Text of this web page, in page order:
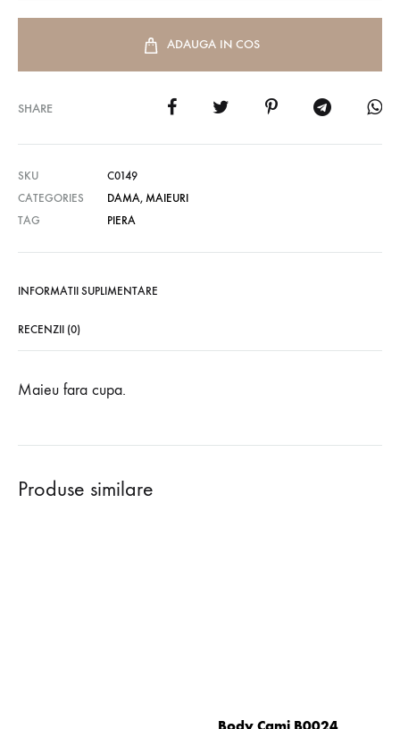
ADAUGA IN COS
SHARE
SKU
C0149
CATEGORIES
DAMA, MAIEURI
TAG
PIERA
INFORMATII SUPLIMENTARE
RECENZII (0)
Maieu fara cupa.
Produse similare